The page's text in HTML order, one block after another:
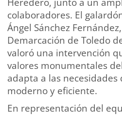
colaboradores. El
Ángel Sánchez
Demarcación de Toledo
valoró una intervención
valores monumentales
adapta a las necesidades
moderno y eficiente.
En representación del